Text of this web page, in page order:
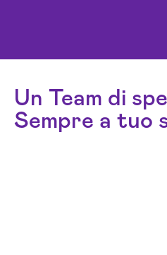
Un Team di
Sempre a tuo